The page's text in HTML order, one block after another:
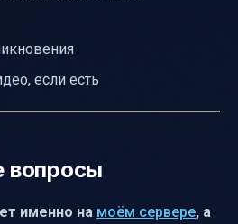
если есть
вопросы
именно на моём сервере, а